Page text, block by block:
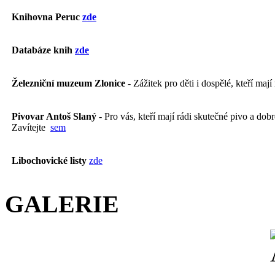
Knihovna Peruc zde
Databáze knih zde
Železniční muzeum Zlonice - Zážitek pro děti i dospělé, kteří
Pivovar Antoš Slaný - Pro vás, kteří mají rádi skutečné pivo a
Zavítejte sem
Libochovické listy zde
GALERIE